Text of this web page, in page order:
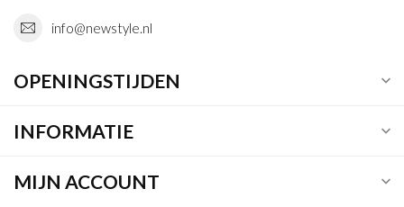
info@newstyle.nl
OPENINGSTIJDEN
INFORMATIE
MIJN ACCOUNT